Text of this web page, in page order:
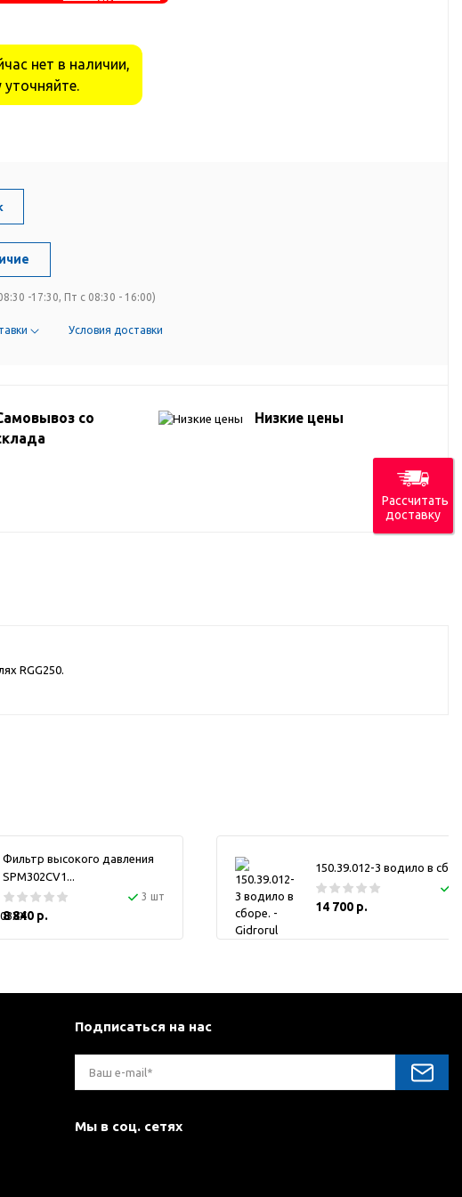
нет в наличии,
-17:30, Пт с 08:30 - 16:00)
Условия доставки
со
Низкие цены
RGG250.
Фильтр высокого давления
SPM302CV1...
3 шт
8 840 р.
150.39.012-3 водило в
14 700 р.
Подписаться на нас
Мы в соц. сетях
Рассчитать
доставку